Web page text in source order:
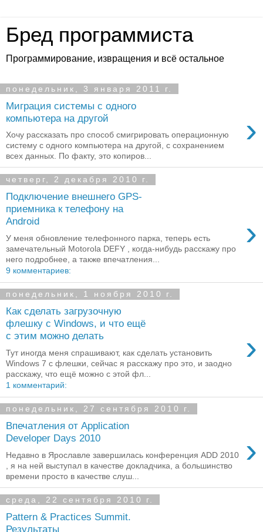
Бред программиста
Программирование, извращения и всё остальное
понедельник, 3 января 2011 г.
Миграция системы с одного
компьютера на другой
›
Хочу рассказать про способ смигрировать операционную
систему с одного компьютера на другой, с сохранением
всех данных. По факту, это копиров...
четверг, 2 декабря 2010 г.
Подключение внешнего GPS-
приемника к телефону на
Android
›
У меня обновление телефонного парка, теперь есть
замечательный Motorola DEFY , когда-нибудь расскажу про
него подробнее, а также впечатления...
9 комментариев:
понедельник, 1 ноября 2010 г.
Как сделать загрузочную
флешку с Windows, и что ещё
с этим можно делать
›
Тут иногда меня спрашивают, как сделать установить
Windows 7 с флешки, сейчас я расскажу про это, и заодно
расскажу, что ещё можно с этой фл...
1 комментарий:
понедельник, 27 сентября 2010 г.
Впечатления от Application
Developer Days 2010
›
Недавно в Ярославле завершилась конференция ADD 2010
, я на ней выступал в качестве докладчика, а большинство
времени просто в качестве слуш...
среда, 22 сентября 2010 г.
Pattern & Practices Summit.
Результаты